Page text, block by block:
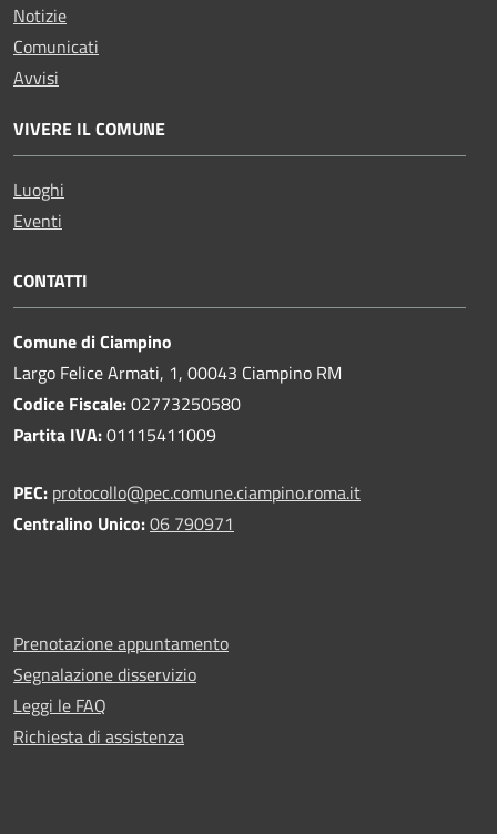
Notizie
Comunicati
Avvisi
VIVERE IL COMUNE
Luoghi
Eventi
CONTATTI
Comune di Ciampino
Largo Felice Armati, 1, 00043 Ciampino RM
Codice Fiscale:02773250580
Partita IVA:01115411009
PEC: protocollo@pec.comune.ciampino.roma.it
Centralino Unico:06 790971
Prenotazione appuntamento
Segnalazione disservizio
Leggi le FAQ
Richiesta di assistenza